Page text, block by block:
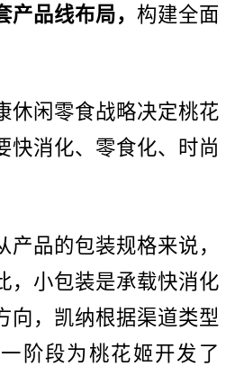
品线布局， 构建全面
休闲零食战略决定桃花
快消化、零食化、时尚
产品的包装规格来说，
，小包装是承载快消化
向，凯纳根据渠道类型
阶段为桃花姬开发了